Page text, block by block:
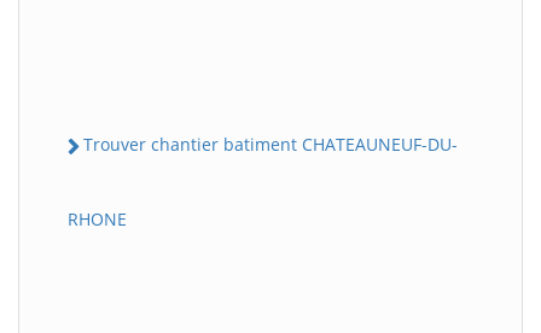
Trouver chantier batiment CHATEAUNEUF-DU-
RHONE